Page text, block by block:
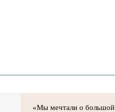
«Мы мечтали о большой